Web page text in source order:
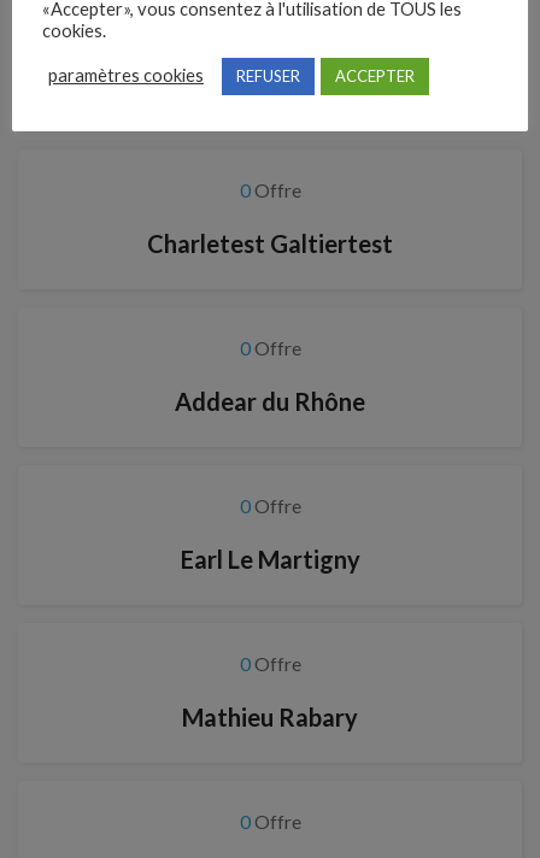
Testdepuisentreprise
0Offre
Charletest Galtiertest
0Offre
Addear du Rhône
0Offre
Earl Le Martigny
0Offre
Mathieu Rabary
0Offre
«Accepter», vous consentez à l'utilisation de TOUS les
cookies.
paramètres cookies REFUSER ACCEPTER